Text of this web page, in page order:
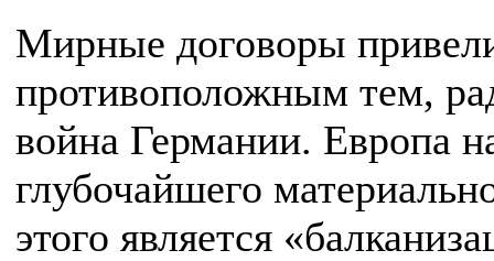
Мирные договоры
противоположным тем,
война Германии. Европа
глубочайшего
этого является